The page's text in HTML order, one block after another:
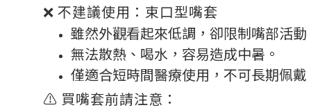
❌ 不建議使用：束口型嘴套
雖然外觀看起來低調，卻限制嘴部活動
無法散熱、喝水，容易造成中暑。
僅適合短時間醫療使用，不可長期佩戴
⚠️ 買嘴套前請注意：